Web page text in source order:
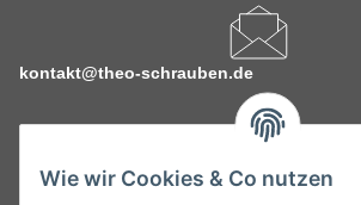
Wie wir Cookies & Co nutzen
kontakt@theo-schrauben.de